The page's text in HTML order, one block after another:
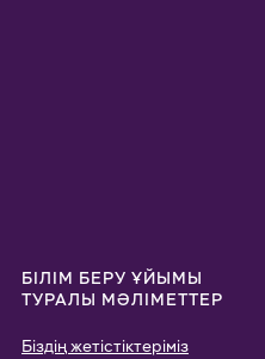
БІЛІМ БЕРУ ҰЙЫМЫ
ТУРАЛЫ МӘЛІМЕТТЕР
Біздің жетістіктеріміз